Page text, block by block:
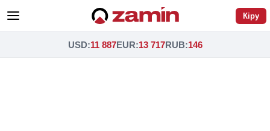
Кіру
USD:11 887EUR:13 717RUB:146